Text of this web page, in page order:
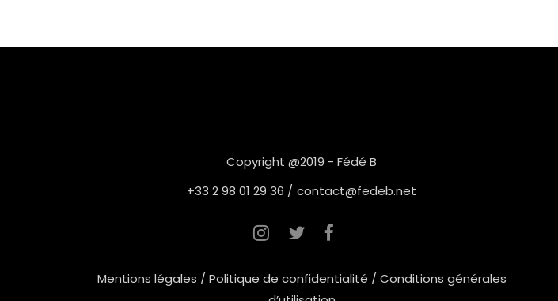
Copyright @2019 - Fédé B
+33 2 98 01 29 36 / contact@fedeb.net
Mentions légales /Politique de confidentialité /Conditions générales